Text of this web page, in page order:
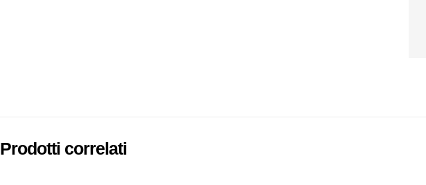
Prodotti correlati